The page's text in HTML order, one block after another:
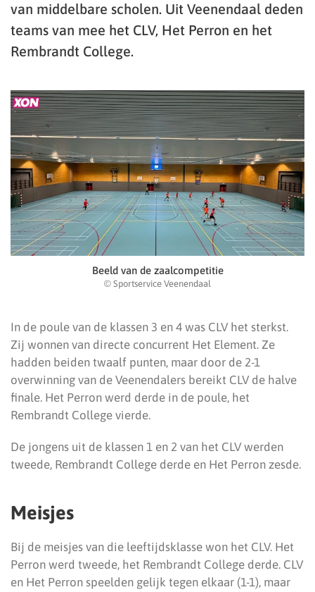
van middelbare scholen. Uit Veenendaal deden
teams van mee het CLV, Het Perron en het
Rembrandt College.
Beeld van de zaalcompetitie
© Sportservice Veenendaal
In de poule van de klassen 3 en 4 was CLV het sterkst.
Zij wonnen van directe concurrent Het Element. Ze
hadden beiden twaalf punten, maar door de 2-1
overwinning van de Veenendalers bereikt CLV de halve
finale. Het Perron werd derde in de poule, het
Rembrandt College vierde.
De jongens uit de klassen 1 en 2 van het CLV werden
tweede, Rembrandt College derde en Het Perron zesde.
Meisjes
Bij de meisjes van die leeftijdsklasse won het CLV. Het
Perron werd tweede, het Rembrandt College derde. CLV
en Het Perron speelden gelijk tegen elkaar (1-1), maar